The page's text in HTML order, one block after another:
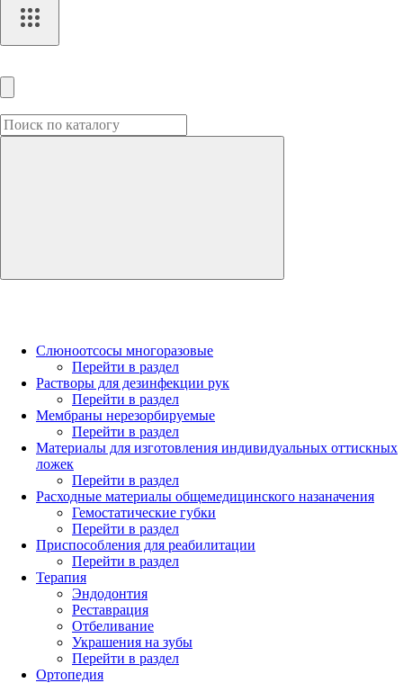
Слюноотсосы многоразовые
Перейти в раздел
Растворы для дезинфекции рук
Перейти в раздел
Мембраны нерезорбируемые
Перейти в раздел
Материалы для изготовления индивидуальных оттискных
ложек
Перейти в раздел
Расходные материалы общемедицинского назаначения
Гемостатические губки
Перейти в раздел
Приспособления для реабилитации
Перейти в раздел
Терапия
Эндодонтия
Реставрация
Отбеливание
Украшения на зубы
Перейти в раздел
Ортопедия